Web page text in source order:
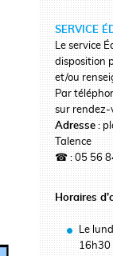
SERVICE
Le service
disposition
et/ou
Par
sur rendez-
Adresse:
Talence
☎ : 05 56
Horaires
Le
16h30